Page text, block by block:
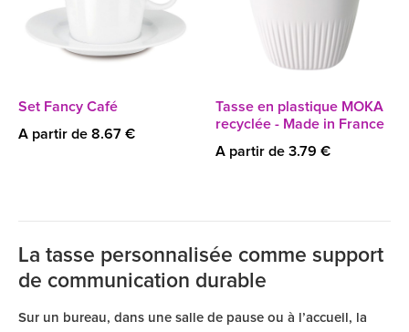
Set Fancy Café
A partir de 8.67 €
Tasse en plastique MOKA
recyclée - Made in France
A partir de 3.79 €
La tasse personnalisée comme support
de communication durable
Sur un bureau, dans une salle de pause ou à l’accueil, la